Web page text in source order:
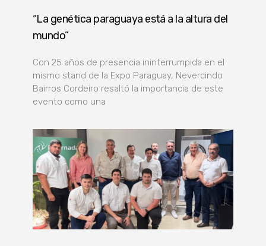
“La genética paraguaya está a la altura del
mundo”
Con 25 años de presencia ininterrumpida en el
mismo stand de la Expo Paraguay, Nevercindo
Bairros Cordeiro resaltó la importancia de este
evento como una